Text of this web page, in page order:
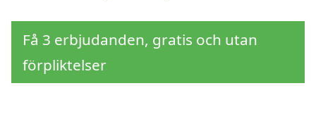
Få 3 erbjudanden, gratis och utan
förpliktelser